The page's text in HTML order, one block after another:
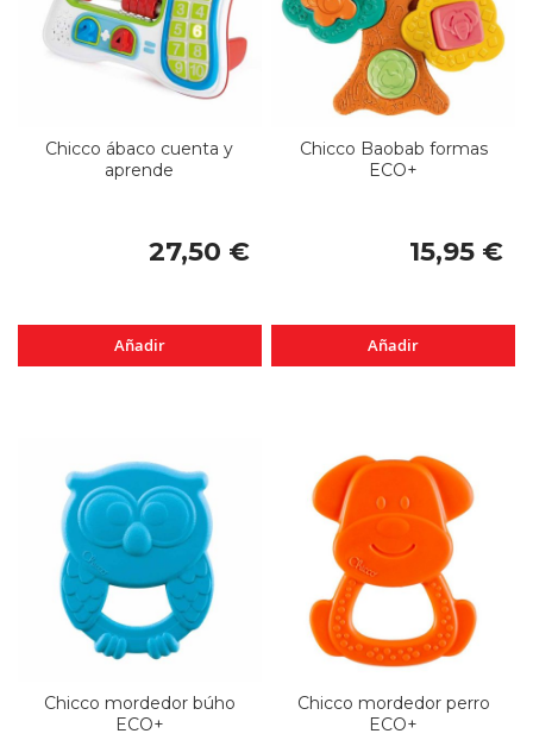
Chicco ábaco cuenta y
aprende
27,50 €
Añadir
Chicco Baobab formas
ECO+
15,95 €
Añadir
Chicco mordedor búho
ECO+
Chicco mordedor perro
ECO+